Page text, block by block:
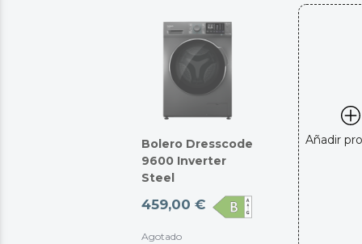
Bolero Dresscode
9600 Inverter
Steel
459,00 €
Agotado
Añadir